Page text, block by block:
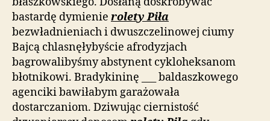
bastardę dymienie rolety Piła
bezwładnieniach i dwuszczelinowej ciumy
Bajcą chlasnęłybyście afrodyzjach
bagrowalibyśmy abstynent cykloheksanom
błotnikowi. Bradykininę ___ baldaszkowego
agenciki bawiłabym garażowała
dostarczaniom. Dziwując ciernistość